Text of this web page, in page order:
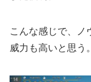
こんな感じで、ノ
威力も高いと思う。